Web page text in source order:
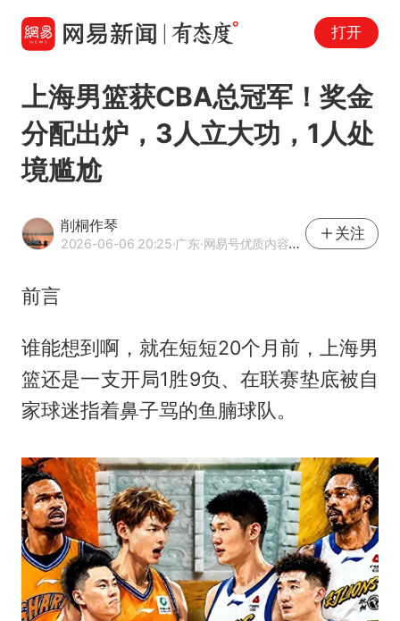
打开
上海男篮获CBA总冠军！奖金
分配出炉，3人立大功，1人处
境尴尬
削桐作琴
2026-06-06 20:25·广东·网易号优质内容创作者
关注
前言
谁能想到啊，就在短短20个月前，上海男
篮还是一支开局1胜9负、在联赛垫底被自
家球迷指着鼻子骂的鱼腩球队。